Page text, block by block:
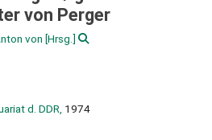
von Perger
von [Hrsg.]
d. DDR, 1974